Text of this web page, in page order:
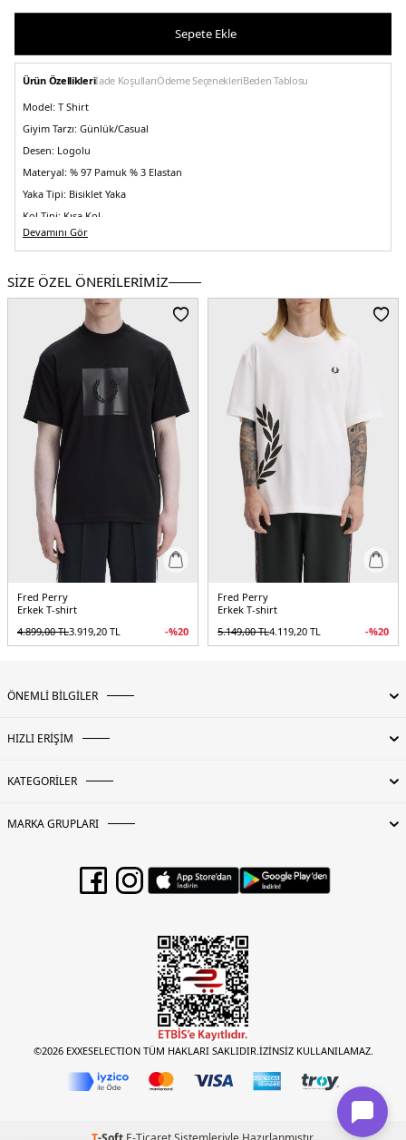
Sepete Ekle
Ürün Özellikleriİade KoşullarıÖdeme SeçenekleriBeden Tablosu
Model: T Shirt
Giyim Tarzı: Günlük/Casual
Desen: Logolu
Materyal: % 97 Pamuk % 3 Elastan
Yaka Tipi: Bisiklet Yaka
Kol Tipi: Kısa Kol
Kumaş Tipi:Belirtilmemiş
Kalıp Bilgisi:Regular Fit
Manken Bedeni:Boy : 1.90 cm / Göğüs : 108 cm / Bel : 85 cm / Basen : 100 cm
Yaş Grubu:
Menşei:
5DY1M2406129.25
Devamını Gör
SİZE ÖZEL ÖNERİLERİMİZ
Fred Perry
Erkek T-shirt
4.899,00TL3.919,20 TL -%20
Fred Perry
Erkek T-shirt
5.149,00TL4.119,20 TL -%20
ÖNEMLİ BİLGİLER
HIZLI ERİŞİM
KATEGORİLER
MARKA GRUPLARI
©2026 EXXESELECTION TÜM HAKLARI SAKLIDIR.İZİNSİZ KULLANILAMAZ.